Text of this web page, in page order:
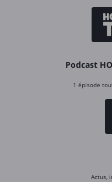
Podcast
1 épisode
Actus,